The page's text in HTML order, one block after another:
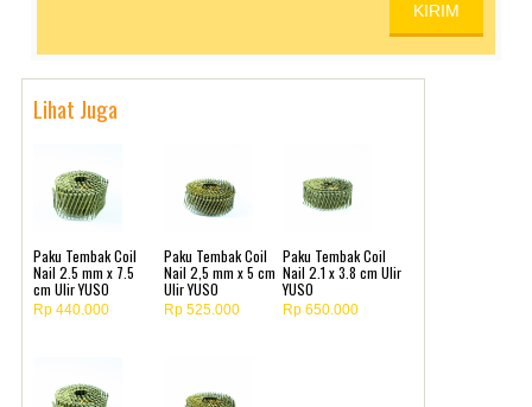
Lihat Juga
Paku Tembak Coil
Nail 2.5 mm x 7.5
cm Ulir YUSO
Rp 440.000
Paku Tembak Coil
Nail 2,5 mm x 5 cm
Ulir YUSO
Rp 525.000
Paku Tembak Coil
Nail 2.1 x 3.8 cm Ulir
YUSO
Rp 650.000